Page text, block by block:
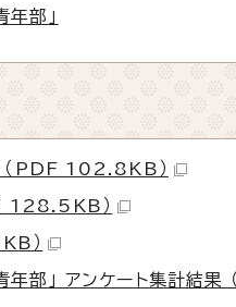
部」
（PDF 102.8KB）
128.5KB）
）
部」 アンケート集計結果